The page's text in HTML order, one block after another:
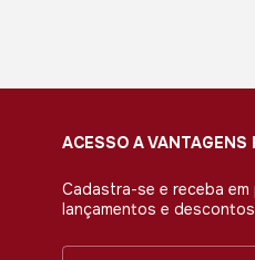
ACESSO A VANTAGENS
Cadastra-se e receba em
lançamentos e